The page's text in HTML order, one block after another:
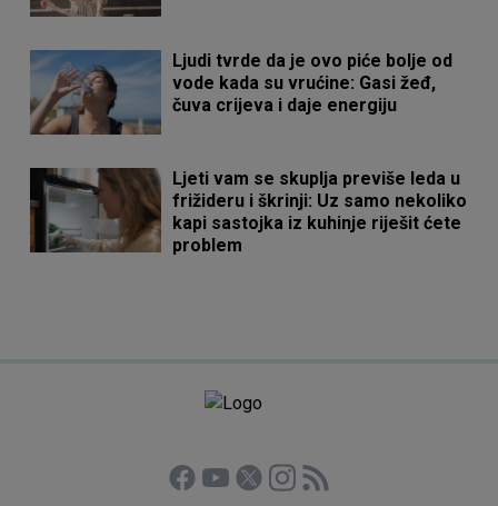
Ljudi tvrde da je ovo piće bolje od
vode kada su vrućine: Gasi žeđ,
čuva crijeva i daje energiju
Ljeti vam se skuplja previše leda u
frižideru i škrinji: Uz samo nekoliko
kapi sastojka iz kuhinje riješit ćete
problem